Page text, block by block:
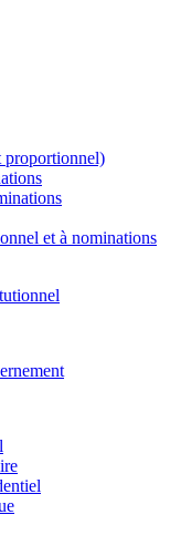
proportionnel)
et à nominations